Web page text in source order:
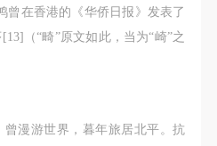
曾在香港的《华侨日报》发表了
（“畸”原文如此，当为“崎”之
曾漫游世界，暮年旅居北平。抗